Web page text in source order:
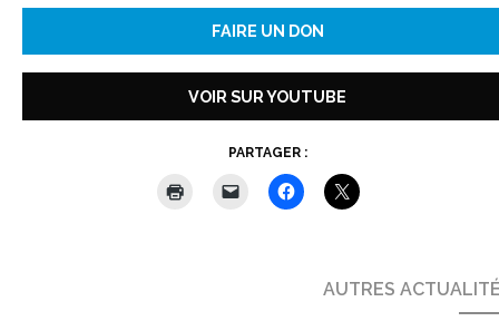
FAIRE UN DON
VOIR SUR YOUTUBE
PARTAGER :
AUTRES